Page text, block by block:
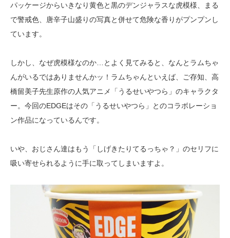
パッケージからいきなり黄色と黒のデンジャラスな虎模様、まる
で警戒色、唐辛子山盛りの写真と併せて危険な香りがプンプンし
ています。
しかし、なぜ虎模様なのか…とよく見てみると、なんとラムちゃ
んがいるではありませんかッ！ラムちゃんといえば、ご存知、高
橋留美子先生原作の人気アニメ「うるせいやつら」のキャラクタ
ー。今回のEDGEはその「うるせいやつら」とのコラボレーショ
ン作品になっているんです。
いや、おじさん達はもう「しげきたりてるっちゃ？」のセリフに
吸い寄せられるように手に取ってしまいますよ。